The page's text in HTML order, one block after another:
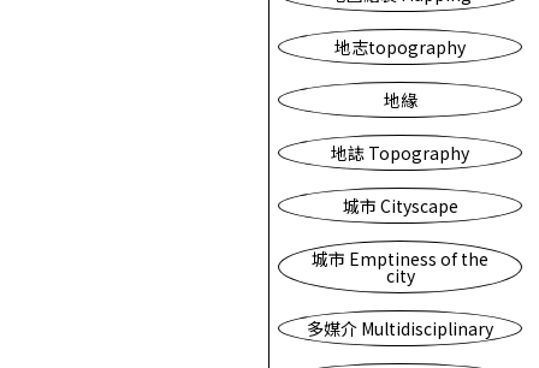
地志topography
地緣
地誌 Topography
城市 Cityscape
城市 Emptiness of the
city
多媒介 Multidisciplinary